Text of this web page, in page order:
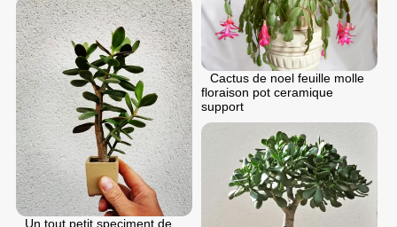
Cactus de noel feuille molle
floraison pot ceramique
support
Un tout petit speciment de